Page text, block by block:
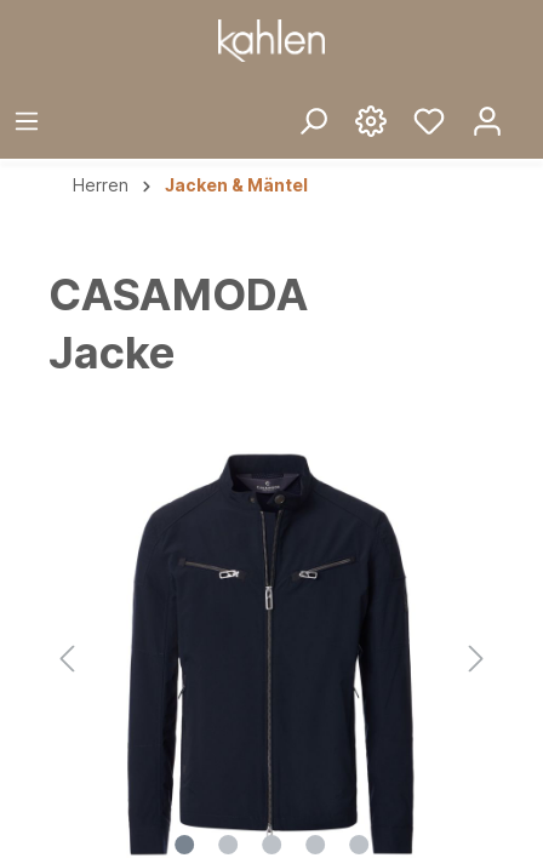
Herren Jacken & Mäntel
CASAMODA
Jacke